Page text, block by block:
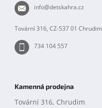
info@detskahra.cz
Tovární 316, CZ-537 01 Chrudim
734 104 557
Kamenná prodejna
Tovární 316, Chrudim